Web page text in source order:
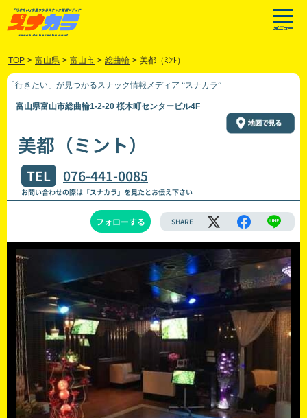
TOP > 富山県 > 富山市 > 総曲輪 > 美都（ﾐﾝﾄ）
「行きたい」が見つかるスナック情報メディア “スナカラ”
富山県富山市総曲輪1-2-20 桜木町センタービル4F
美都（ミント）
TEL 076-441-0085
お問い合わせの際は「スナカラ」を見たとお伝え下さい
フォローする SHARE